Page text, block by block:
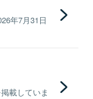
年7月31日
載していま